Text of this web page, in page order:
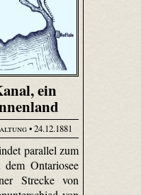
ein
• 24.12.1881
parallel zum
Ontariosee
Strecke von